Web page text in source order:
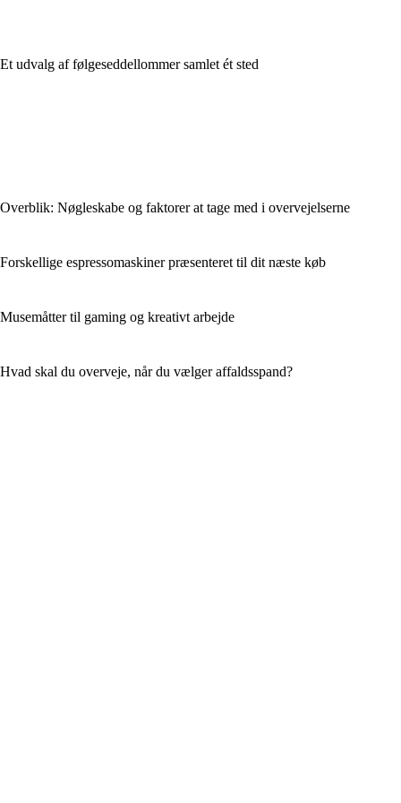
Et udvalg af følgeseddellommer samlet ét sted
Overblik: Nøgleskabe og faktorer at tage med i overvejelserne
Forskellige espressomaskiner præsenteret til dit næste køb
Musemåtter til gaming og kreativt arbejde
Hvad skal du overveje, når du vælger affaldsspand?